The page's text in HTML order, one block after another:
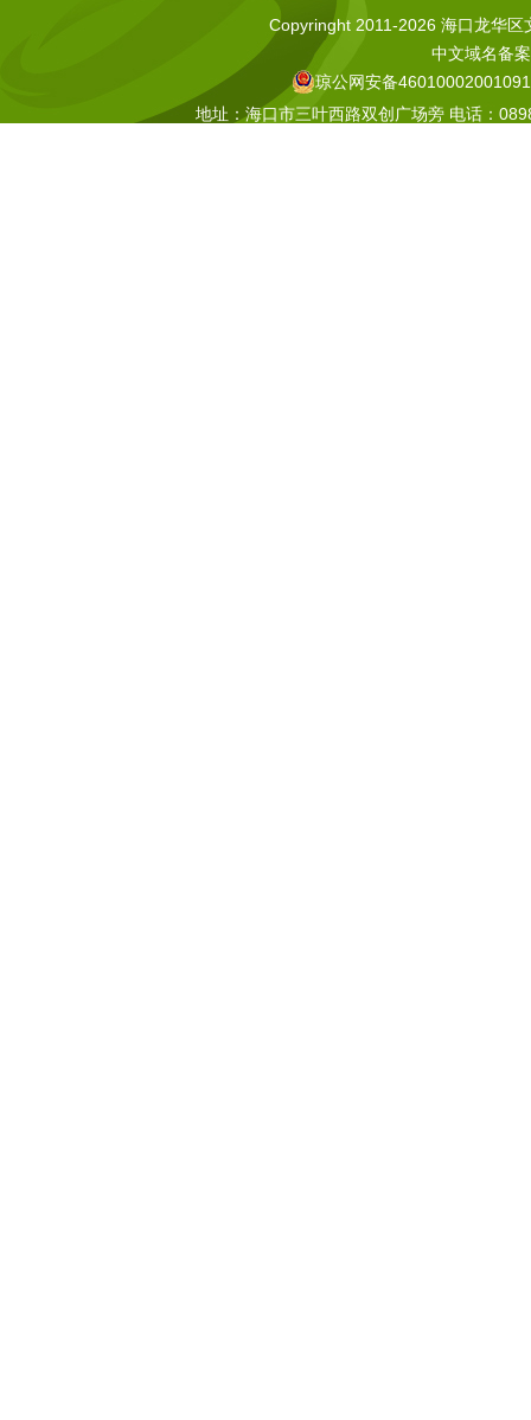
Copyringht 2011-2026 海口龙华区
中文域名备
琼公网安备46010002001091
地址：海口市三叶西路双创广场旁 电话：